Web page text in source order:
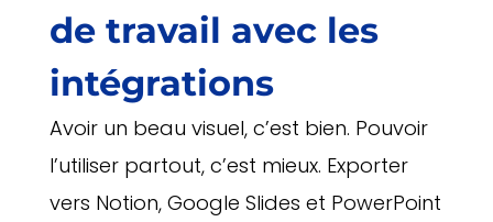
de travail avec les
intégrations
Avoir un beau visuel, c’est bien. Pouvoir
l’utiliser partout, c’est mieux. Exporter
vers Notion, Google Slides et PowerPoint